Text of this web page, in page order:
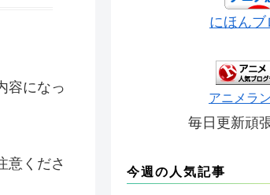
容になっ
意くださ
にほんブ
アニメラ
毎日更新頑
今週の人気記事